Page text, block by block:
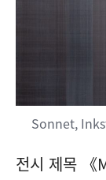
Sonnet,
전시 제목 《